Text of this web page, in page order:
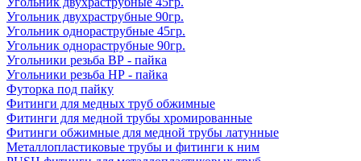
Угольник двухраструбные 90гр.
Угольник однораструбные 45гр.
Угольник однораструбные 90гр.
Угольники резьба ВР - пайка
Угольники резьба НР - пайка
Футорка под пайку
Фитинги для медных труб обжимные
Фитинги для медной трубы хромированные
Фитинги обжимные для медной трубы латунные
Металлопластиковые трубы и фитинги к ним